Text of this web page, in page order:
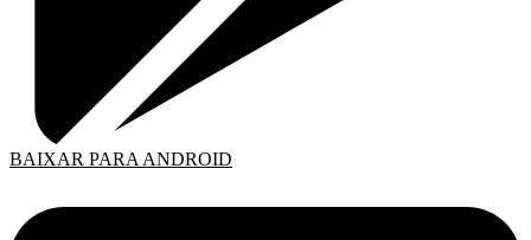
BAIXAR PARA ANDROID